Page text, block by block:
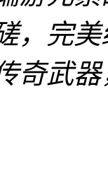
，完
奇武